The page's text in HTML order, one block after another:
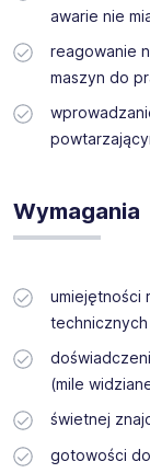
awarie nie
reagowanie
maszyn do
Wymagania
umiejętności
technicznych
(mile
świetnej
gotowości